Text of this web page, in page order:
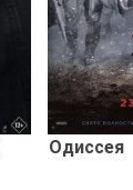
Одиссея